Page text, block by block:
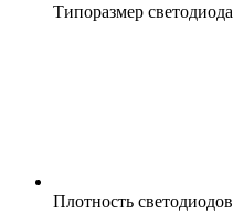
Типоразмер светодиода
Плотность светодиодов